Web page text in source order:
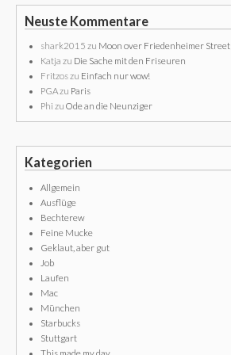
Neuste Kommentare
shark2015 zu Moon over Friedenheimer Street
Katja zu Die Sache mit den Friseuren
Fritzoszu Einfach nur wow!
PGAzu Paris
Phi zu Ode an die Neunziger
Kategorien
Allgemein
Ausflüge
Bechterew
Feine Mucke
Geklaut, aber gut
Job
Laufen
Mac
München
Starbucks
Stuttgart